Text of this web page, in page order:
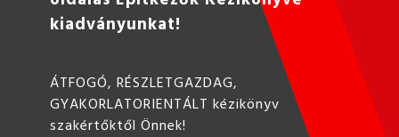
kiadványunkat!
ÁTFOGÓ, RÉSZLETGAZDAG,
GYAKORLATORIENTÁLT kézikönyv
szakértőktől Önnek!